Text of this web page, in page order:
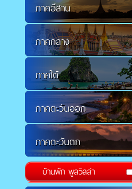
ภาคอีสาน
ภาคกลาง
ภาคใต้
ภาคตะวันออก
ภาคตะวันตก
บ้านพัก พูลวิลล่า